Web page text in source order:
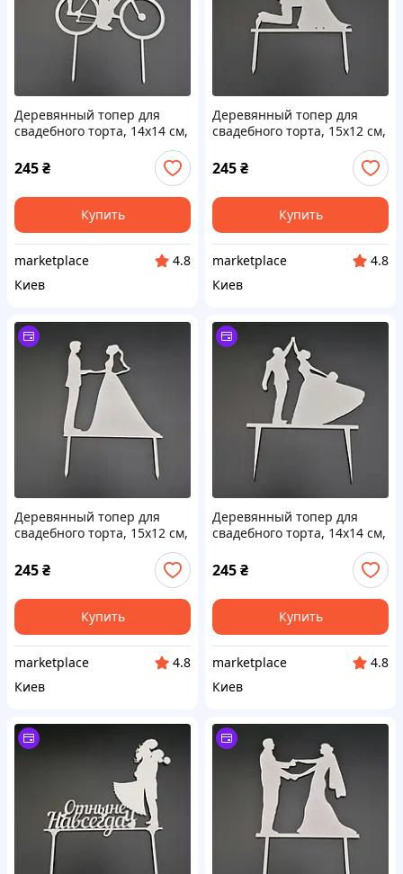
Деревянный топер для
свадебного торта, 14х14 см,
Артикул TPR-015
245₴
Купить
marketplace
4.8
Киев
Деревянный топер для
свадебного торта, 15х12 см,
Артикул TPR-021
245₴
Купить
marketplace
4.8
Киев
Деревянный топер для
свадебного торта, 15х12 см,
Артикул TPR-014
245₴
Купить
marketplace
4.8
Киев
Деревянный топер для
свадебного торта, 14х14 см,
Артикул TPR-011
245₴
Купить
marketplace
4.8
Киев